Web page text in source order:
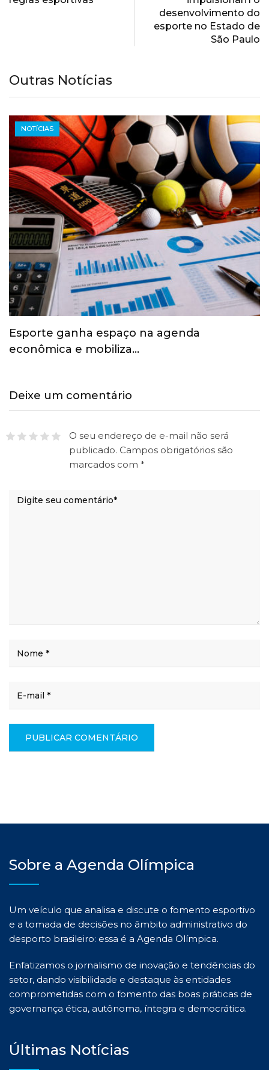
desenvolvimento do
esporte no Estado de
São Paulo
Outras Notícias
NOTÍCIAS
Esporte ganha espaço na agenda
econômica e mobiliza…
Deixe um comentário
O seu endereço de e-mail não será
publicado. Campos obrigatórios são
marcados com *
Sobre a Agenda Olímpica
Um veículo que analisa e discute o fomento esportivo
e a tomada de decisões no âmbito administrativo do
desporto brasileiro: essa é a Agenda Olímpica.
Enfatizamos o jornalismo de inovação e tendências do
setor, dando visibilidade e destaque às entidades
comprometidas com o fomento das boas práticas de
governança ética, autônoma, íntegra e democrática.
Últimas Notícias